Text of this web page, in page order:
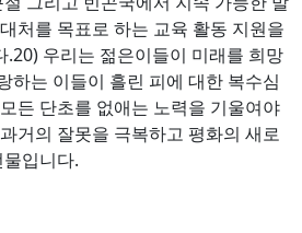
처를 목표로 하는 교육 활동 지원을
.20) 우리는 젊은이들이 미래를 희망
하는 이들이 흘린 피에 대한 복수심
든 단초를 없애는 노력을 기울여야
거의 잘못을 극복하고 평화의 새로
입니다.